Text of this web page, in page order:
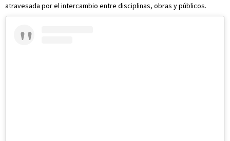
atravesada por el intercambio entre disciplinas, obras y públicos.